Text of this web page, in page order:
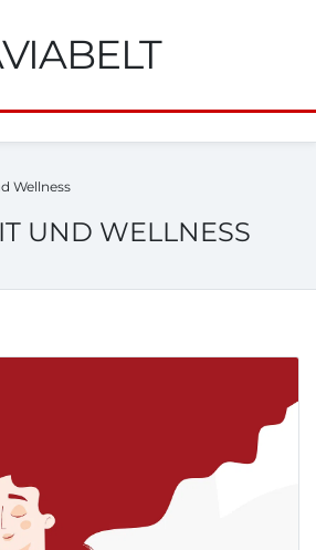
Wellness
UND WELLNESS